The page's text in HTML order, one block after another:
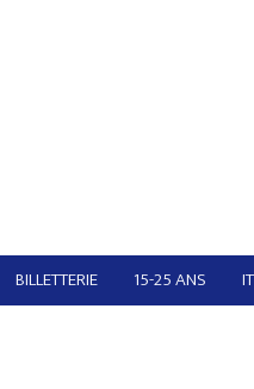
BILLETTERIE 15-25 ANS